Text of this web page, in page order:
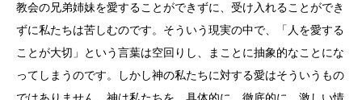
教会の兄弟姉妹を愛することができずに、受け入れることができ
ずに私たちは苦しむのです。そういう現実の中で、「人を愛する
ことが大切」という言葉は空回りし、まことに抽象的なことにな
ってしまうのです。しかし神の私たちに対する愛はそういうもの